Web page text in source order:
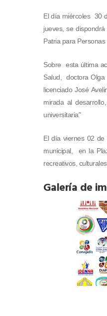
El día miércoles 30
jueves, se
Patria para Personas
Sobre esta última
Salud, doctora Olga
licenciado José
mirada al
universitaria"
El día viernes 02 de
municipal, en la
recreativos,
Galería de